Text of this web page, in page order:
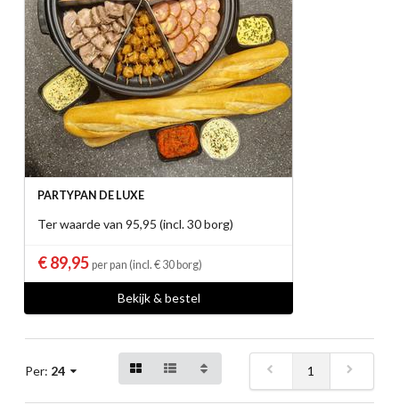
PARTYPAN DE LUXE
Ter waarde van 95,95 (incl. 30 borg)
€ 89,95 per pan (incl. € 30 borg)
Bekijk & bestel
Per: 24 1